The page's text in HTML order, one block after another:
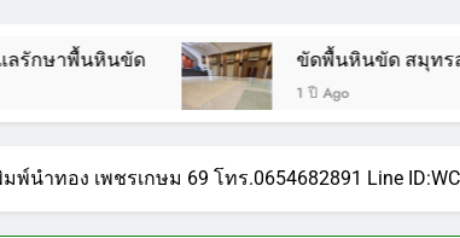
ด ขัดพื้นหินขัด สมุทรสาคร โทร
1 ปี Ago
นำทอง เพชรเกษม 69 โทร.0654682891 Line